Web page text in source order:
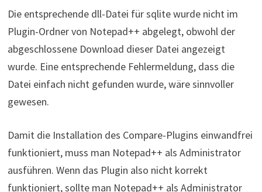
Die entsprechende dll-Datei für sqlite wurde nicht im
Plugin-Ordner von Notepad++ abgelegt, obwohl der
abgeschlossene Download dieser Datei angezeigt
wurde. Eine entsprechende Fehlermeldung, dass die
Datei einfach nicht gefunden wurde, wäre sinnvoller
gewesen.
Damit die Installation des Compare-Plugins einwandfrei
funktioniert, muss man Notepad++ als Administrator
ausführen. Wenn das Plugin also nicht korrekt
funktioniert, sollte man Notepad++ als Administrator